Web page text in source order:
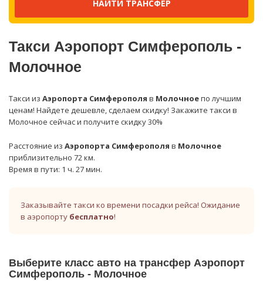
Такси Аэропорт Симферополь -
Молочное
Такси из Аэропорта Симферополя в Молочноепо лучшим
ценам! Найдете дешевле, сделаем скидку! Закажите такси в
Молочное сейчас и получите скидку 30%
Расстояние из Аэропорта Симферополя в Молочное
приблизительно 72 км.
Время в пути: 1 ч. 27 мин.
Заказывайте такси ко времени посадки рейса! Ожидание
в аэропорту бесплатно!
Выберите класс авто на трансфер Аэропорт
Симферополь - Молочное